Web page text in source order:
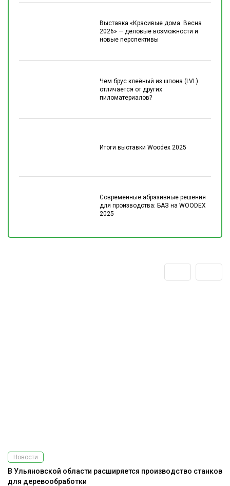
Новости
В Ульяновской области расширяется производство станков
для деревообработки
Выставка «Красивые дома. Весна
2026» — деловые возможности и
новые перспективы
Чем брус клеёный из шпона (LVL)
отличается от других
пиломатериалов?
Итоги выставки Woodex 2025
Современные абразивные решения
для производства: БАЗ на WOODEX
2025